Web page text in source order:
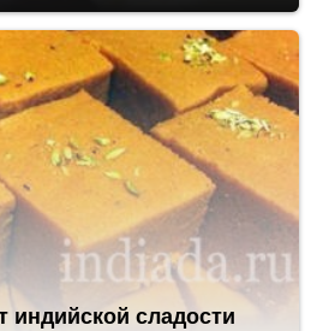
сладости